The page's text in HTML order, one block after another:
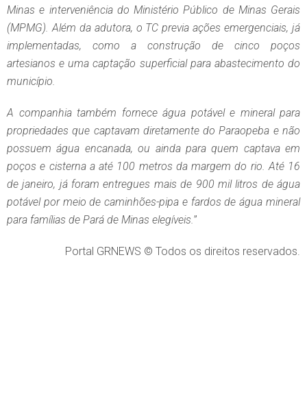
Minas e interveniência do Ministério Público de Minas Gerais
(MPMG). Além da adutora, o TC previa ações emergenciais, já
implementadas, como a construção de cinco poços
artesianos e uma captação superficial para abastecimento do
município.
A companhia também fornece água potável e mineral para
propriedades que captavam diretamente do Paraopeba e não
possuem água encanada, ou ainda para quem captava em
poços e cisterna a até 100 metros da margem do rio. Até 16
de janeiro, já foram entregues mais de 900 mil litros de água
potável por meio de caminhões-pipa e fardos de água mineral
para famílias de Pará de Minas elegíveis.”
Portal GRNEWS © Todos os direitos reservados.